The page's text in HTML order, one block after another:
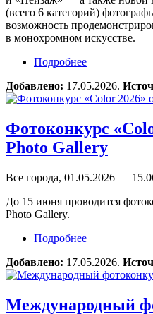
(всего 6 категорий)
возможность
в монохромном искусстве.
Подробнее
Добавлено: 17.05.2026.
Фотоконкурс
Photo Gallery
Все города, 01.05.2026 —
До 15 июня проводится
Photo Gallery.
Подробнее
Добавлено: 17.05.2026.
Международный